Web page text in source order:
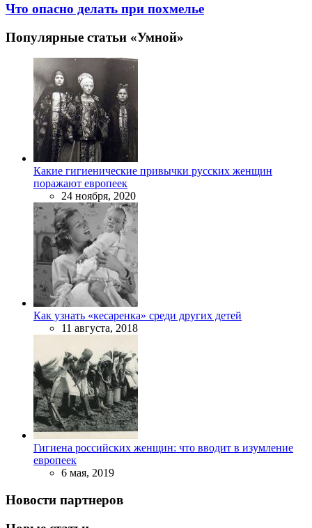
Что опасно делать при похмелье
Популярные статьи «Умной»
Какие гигиенические привычки русских женщин
поражают европеек
24 ноября, 2020
Как узнать «кесаренка» среди других детей
11 августа, 2018
Гигиена российских женщин: что вводит в изумление
европеек
6 мая, 2019
Новости партнеров